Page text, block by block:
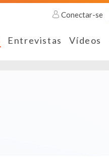
Conectar-se
Entrevistas Vídeos